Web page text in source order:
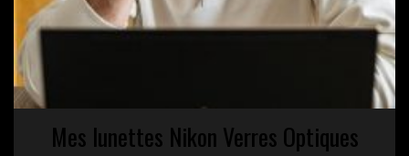
Mes lunettes Nikon Verres Optiques